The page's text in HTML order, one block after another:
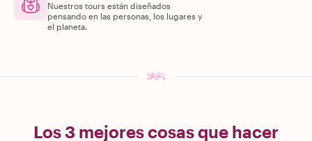
Nuestros tours están diseñados
pensando en las personas, los lugares y
el planeta.
Los 3 mejores cosas que hacer